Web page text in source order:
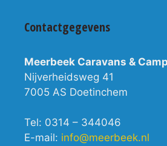
Contactgegevens
Meerbeek Caravans &
Nijverheidsweg 41
7005 AS Doetinchem
Tel: 0314 – 344046
E-mail: info@meerbeek.nl